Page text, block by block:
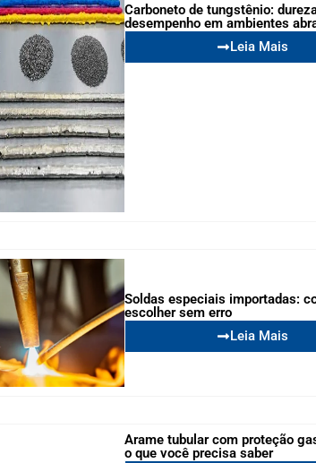
Carboneto de tungstênio:
desempenho em ambientes
Leia Mais
Soldas especiais importadas:
escolher sem erro
Leia Mais
Arame tubular com proteção
o que você precisa saber